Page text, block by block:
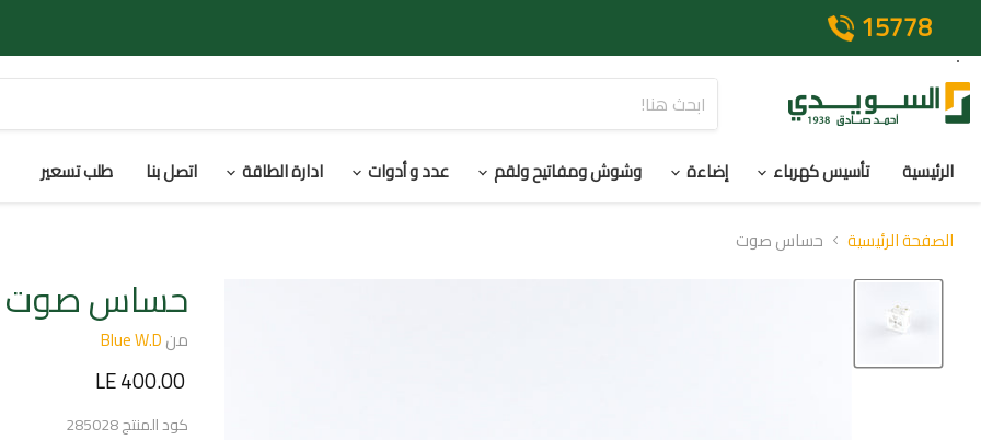
15778
الرئيسية تأسيس كهرباء إضاءة وشوش ومفاتيح ولقم عدد و أدوات ادارة الطاقة اتصل بنا طلب تسعير
الصفحة الرئيسية حساس صوت
حساس صوت
منBlue W.D
السعر الحالي
LE 400.00
كود المنتج285028